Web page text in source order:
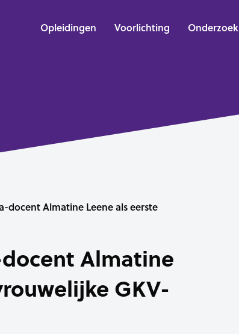
Opleidingen Voorlichting Onderzoek
docent Almatine Leene als eerste
Almatine
GKV-